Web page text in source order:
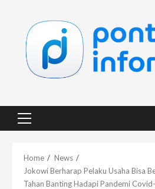
content
Primary
Home
News
Jokowi Berharap Pelaku Usaha Bisa
Tahan Banting Hadapi Pandemi